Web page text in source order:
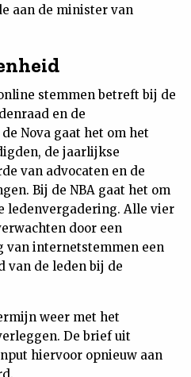
aan de minister van
stemmen betreft bij de
en de
Nova gaat het om het
de jaarlijkse
van advocaten en de
Bij de NBA gaat het om
ledenvergadering. Alle vier
door een
van internetstemmen een
van de leden bij de
weer met het
De brief uit
hiervoor opnieuw aan